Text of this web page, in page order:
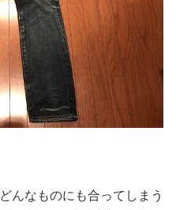
どんなものにも合ってしまう